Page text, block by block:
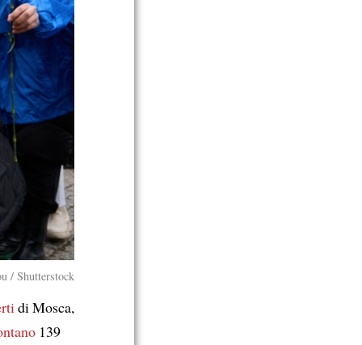
/ Shutterstock
di Mosca,
139